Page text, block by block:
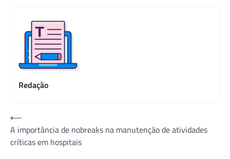
Redação
Navegação
de
Post
⟵
A importância de nobreaks na manutenção de atividades
críticas em hospitais